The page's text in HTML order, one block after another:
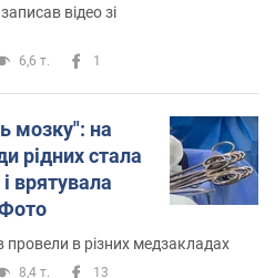
відео зі
6,6 т. 1
мозку": на
рідних стала
врятувала
провели в різних медзакладах
8,4 т. 13